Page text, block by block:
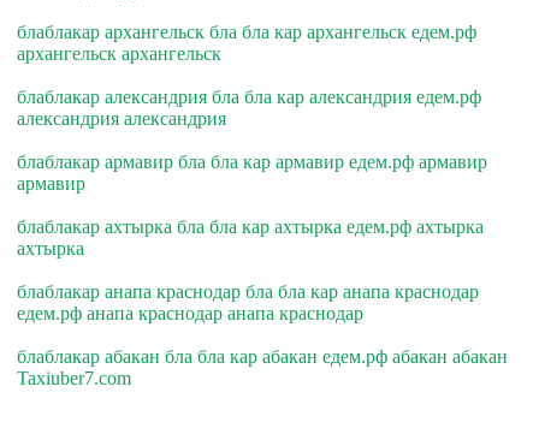
блаблакар архангельск бла бла кар архангельск едем.рф
архангельск архангельск
блаблакар александрия бла бла кар александрия едем.рф
александрия александрия
блаблакар армавир бла бла кар армавир едем.рф армавир
армавир
блаблакар ахтырка бла бла кар ахтырка едем.рф ахтырка
ахтырка
блаблакар анапа краснодар бла бла кар анапа краснодар
едем.рф анапа краснодар анапа краснодар
блаблакар абакан бла бла кар абакан едем.рф абакан абакан
Taxiuber7.com